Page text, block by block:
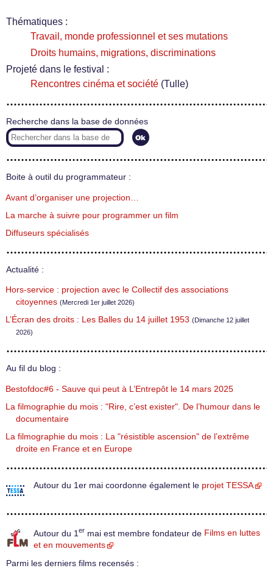
Thématiques :
Travail, monde professionnel et ses mutations
Droits humains, migrations, discriminations
Projeté dans le festival :
Rencontres cinéma et société (Tulle)
Recherche dans la base de données
Boite à outil du programmateur :
Avant d’organiser une projection…
La marche à suivre pour programmer un film
Diffuseurs spécialisés
Actualité :
Hors-service : projection avec le Collectif des associations
citoyennes (Mercredi 1er juillet 2026)
L’Écran des droits : Les Balles du 14 juillet 1953 (Dimanche 12 juillet
2026)
Au fil du blog :
Bestofdoc#6 - Sauve qui peut à L’Entrepôt le 14 mars 2025
La filmographie du mois : "Rire, c’est exister". De l’humour dans le
documentaire
La filmographie du mois : La "résistible ascension" de l’extrême
droite en France et en Europe
Autour du 1er mai coordonne également le projet TESSA
Autour du 1 er mai est membre fondateur de Films en luttes
et en mouvements
Parmi les derniers films recensés :